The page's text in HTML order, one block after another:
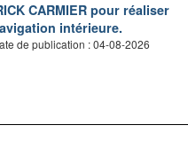
CARMIER pour réaliser
intérieure.
de publication : 04-08-2026